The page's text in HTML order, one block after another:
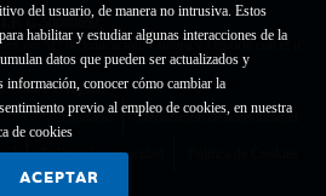
del usuario, de manera no intrusiva. Estos
habilitar y estudiar algunas interacciones de la
datos que pueden ser actualizados y
información, conocer cómo cambiar la
previo al empleo de cookies, en nuestra
de cookies
ACEPTAR
G-50000652.
del Mº de Educación, Cultura y Deporte con el nº
50001 Zaragoza.
Contacto
Declaración de accesibilidad
Política de privacidad